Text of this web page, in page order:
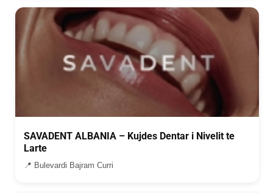
SAVADENT ALBANIA – Kujdes Dentar i Nivelit te
Larte
📍 Bulevardi Bajram Curri